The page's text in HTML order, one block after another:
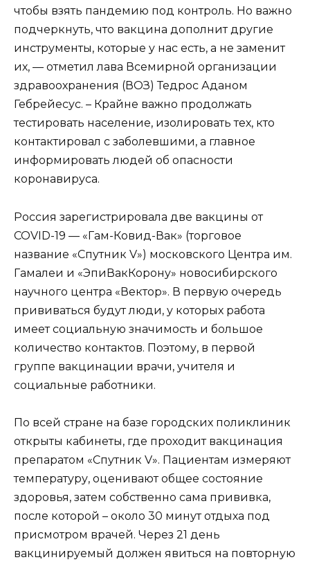
чтобы взять пандемию под контроль. Но важно
подчеркнуть, что вакцина дополнит другие
инструменты, которые у нас есть, а не заменит
их, — отметил лава Всемирной организации
здравоохранения (ВОЗ) Тедрос Аданом
Гебрейесус. – Крайне важно продолжать
тестировать население, изолировать тех, кто
контактировал с заболевшими, а главное
информировать людей об опасности
коронавируса.
Россия зарегистрировала две вакцины от
COVID-19 — «Гам-Ковид-Вак» (торговое
название «Спутник V») московского Центра им.
Гамалеи и «ЭпиВакКорону» новосибирского
научного центра «Вектор». В первую очередь
прививаться будут люди, у которых работа
имеет социальную значимость и большое
количество контактов. Поэтому, в первой
группе вакцинации врачи, учителя и
социальные работники.
По всей стране на базе городских поликлиник
открыты кабинеты, где проходит вакцинация
препаратом «Спутник V». Пациентам измеряют
температуру, оценивают общее состояние
здоровья, затем собственно сама прививка,
после которой – около 30 минут отдыха под
присмотром врачей. Через 21 день
вакцинируемый должен явиться на повторную